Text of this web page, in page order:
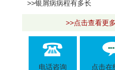
>>银屑病病程有多长
>>点击查看更
电话咨询 点击在